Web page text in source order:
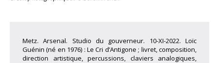
Metz. Arsenal. Studio du gouverneur. 10-XI-2022. Loïc
Guénin (né en 1976) : Le Cri d’Antigone ; livret, composition,
direction artistique, percussions, claviers analogiques,